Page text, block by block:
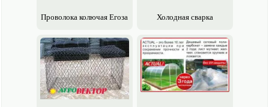
Проволока колючая Егоза Холодная сварка